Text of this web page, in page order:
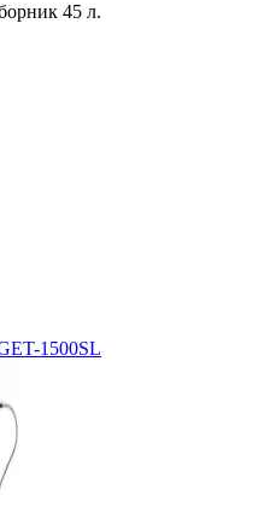
45 л.
1500SL